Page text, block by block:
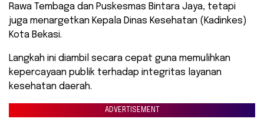
Rawa Tembaga dan Puskesmas Bintara Jaya, tetapi
juga menargetkan Kepala Dinas Kesehatan (Kadinkes)
Kota Bekasi.
Langkah ini diambil secara cepat guna memulihkan
kepercayaan publik terhadap integritas layanan
kesehatan daerah.
ADVERTISEMENT